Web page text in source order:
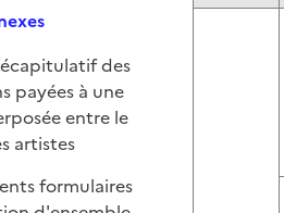
des
payées à une
entre le
artistes
formulaires